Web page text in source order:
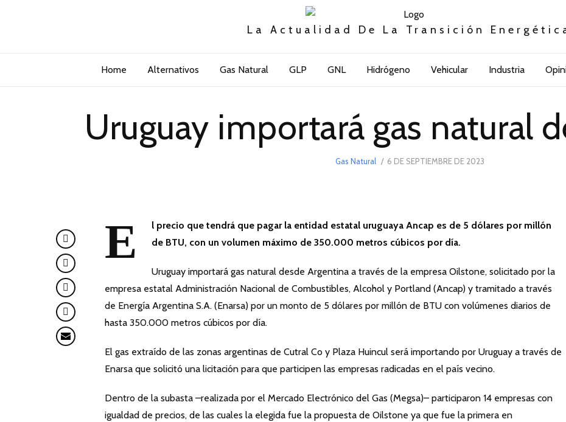
La Actualidad De La Transición
Home Alternativos Gas Natural GLP GNL Hidrógeno Vehicular Industria
Uruguay importará gas natural
Gas Natural
POSTED
6 DE SEPTIEMBRE DE 2023
E
l precio que tendrá que pagar la entidad estatal uruguaya Ancap es de 5 dólares por millón
de BTU, con un volumen máximo de 350.000 metros cúbicos por día.
Uruguay importará gas natural desde Argentina a través de la empresa Oilstone, solicitado por la
empresa estatal Administración Nacional de Combustibles, Alcohol y Portland (Ancap) y tramitado a través
de Energía Argentina S.A. (Enarsa) por un monto de 5 dólares por millón de BTU con volúmenes diarios de
hasta 350.000 metros cúbicos por día.
El gas extraído de las zonas argentinas de Cutral Co y Plaza Huincul será importando por Uruguay a través de
Enarsa que solicitó una licitación para que participen las empresas radicadas en el país vecino.
Dentro de la subasta –realizada por el Mercado Electrónico del Gas (Megsa)– participaron 14 empresas con
igualdad de precios, de las cuales la elegida fue la propuesta de Oilstone ya que fue la primera en